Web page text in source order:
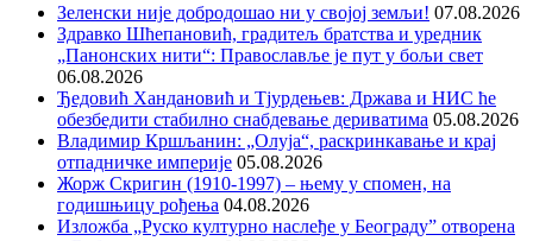
Зеленски није добродошао ни у својој земљи! 07.08.2026
Здравко Шћепановић, градитељ братства и уредник
„Панонских нити“: Православље је пут у бољи свет
06.08.2026
Ђедовић Хандановић и Тјурдењев: Држава и НИС ће
обезбедити стабилно снабдевање дериватима 05.08.2026
Владимир Кршљанин: „Олуја“, раскринкавање и крај
отпадничке империје 05.08.2026
Жорж Скригин (1910-1997) – њему у спомен, на
годишњицу рођења 04.08.2026
Изложба „Руско културно наслеђе у Београду” отворена